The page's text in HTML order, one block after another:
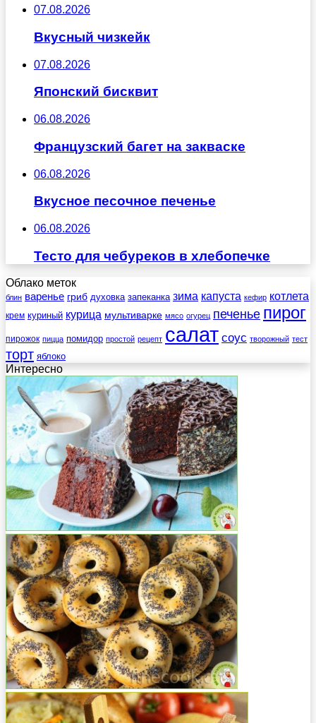
07.08.2026
Вкусный чизкейк
07.08.2026
Японский бисквит
06.08.2026
Французский багет на закваске
06.08.2026
Вкусное песочное печенье
06.08.2026
Тесто для чебуреков в хлебопечке
Облако меток
блин варенье гриб духовка запеканка зима капуста кефир котлета
крем куриный курица мультиварке мясо огурец печенье пирог
пирожок пицца помидор простой рецепт салат соус творожный тест
торт яблоко
Интересно